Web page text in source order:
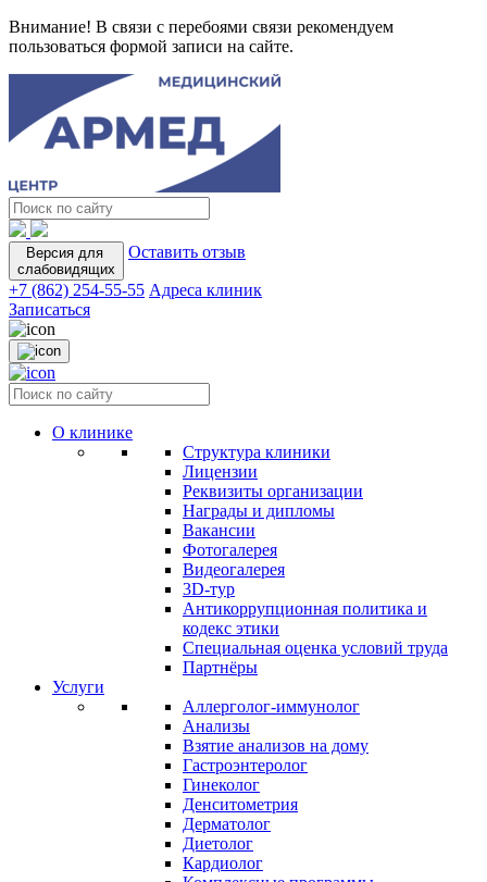
Внимание! В связи с перебоями связи рекомендуем
пользоваться формой записи на сайте.
Версия для
слабовидящих
Оставить отзыв
+7 (862) 254-55-55 Адреса клиник
Записаться
О клинике
Структура клиники
Лицензии
Реквизиты организации
Награды и дипломы
Вакансии
Фотогалерея
Видеогалерея
3D-тур
Антикоррупционная политика и
кодекс этики
Специальная оценка условий труда
Партнёры
Услуги
Аллерголог-иммунолог
Анализы
Взятие анализов на дому
Гастроэнтеролог
Гинеколог
Денситометрия
Дерматолог
Диетолог
Кардиолог